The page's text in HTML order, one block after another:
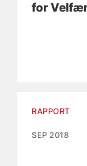
for
RAPPORT
SEP 2018